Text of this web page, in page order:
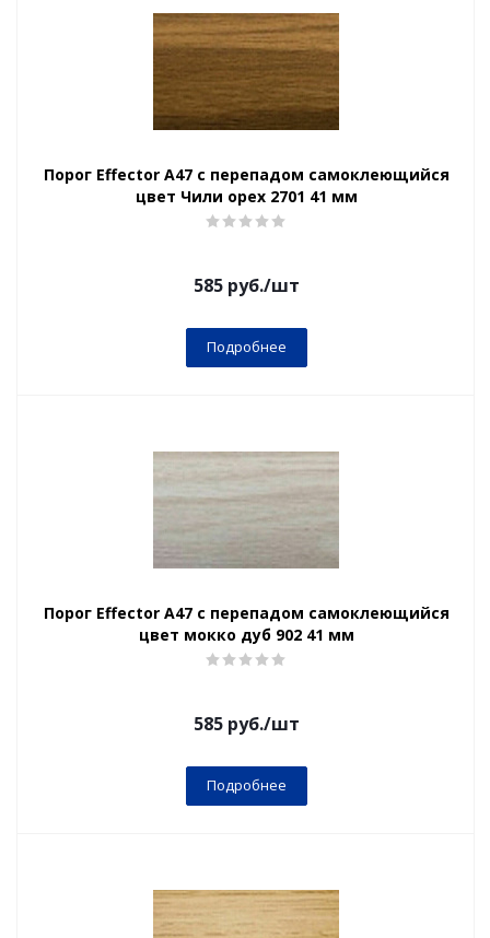
Порог Effector А47 с перепадом самоклеющийся
цвет Чили орех 2701 41 мм
585руб./шт
Подробнее
Порог Effector А47 с перепадом самоклеющийся
цвет мокко дуб 902 41 мм
585руб./шт
Подробнее